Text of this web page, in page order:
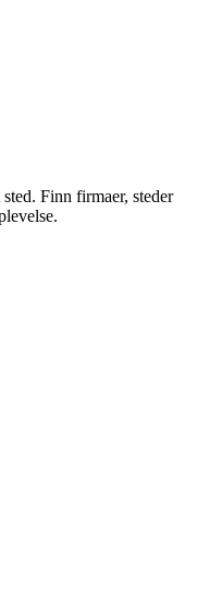
Finn firmaer, steder